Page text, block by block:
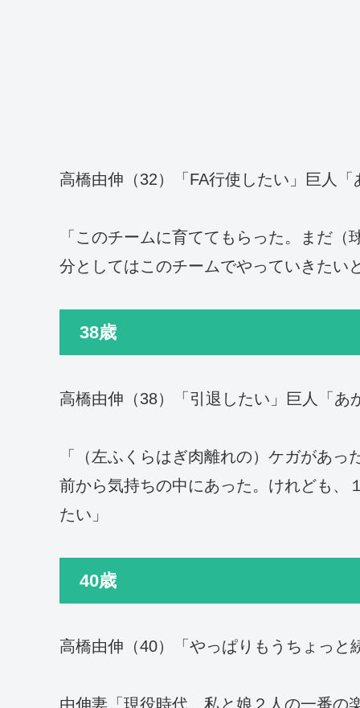
高橋由伸（32）「FA行使したい」巨人「
「このチームに育ててもらった。まだ
分としてはこのチームでやっていきたい
38歳
高橋由伸（38）「引退したい」巨人「あ
「（左ふくらはぎ肉離れの）ケガがあ
前から気持ちの中にあった。けれども、
たい」
40歳
高橋由伸（40）「やっぱりもうちょっと
由伸妻「現役時代、私と娘２人の一番の